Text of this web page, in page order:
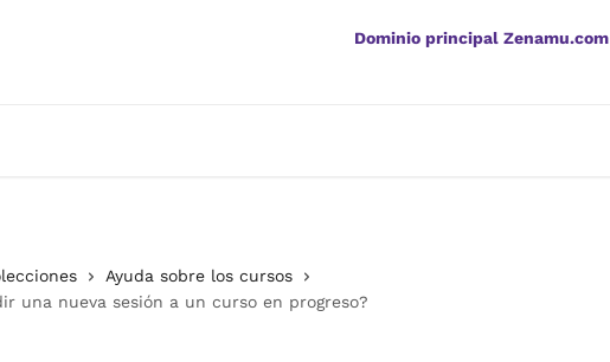
Dominio principal Zenamu.com
Ayuda sobre los cursos
una nueva sesión a un curso en progreso?